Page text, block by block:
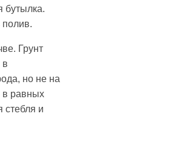
бутылка.
полив.
Грунт
в
но не на
в равных
стебля и